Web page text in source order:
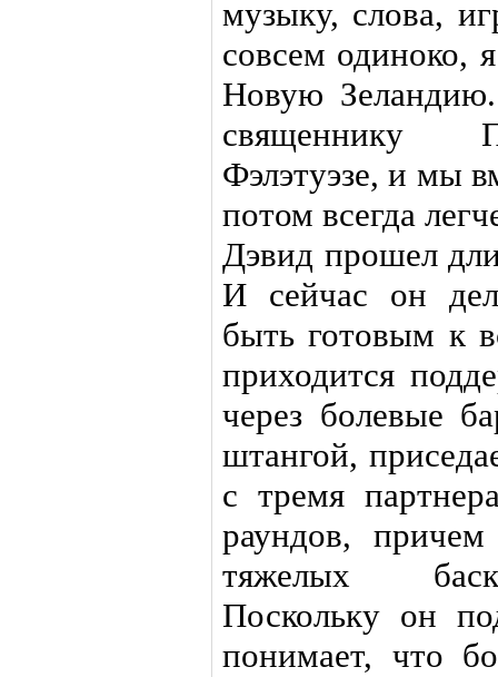
музыку, слова,
совсем одиноко,
Новую
священнику
Фэлэтуэзе, и мы
потом всегда
Дэвид прошел
И сейчас он
быть готовым к
приходится
через болевые
штангой,
с тремя
раундов,
тяжелых
Поскольку он
понимает, что